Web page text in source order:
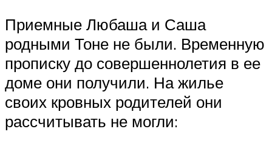
Приемные Любаша и Саша
родными Тоне не были. Временную
прописку до совершеннолетия в ее
доме они получили. На жилье
своих кровных родителей они
рассчитывать не могли: